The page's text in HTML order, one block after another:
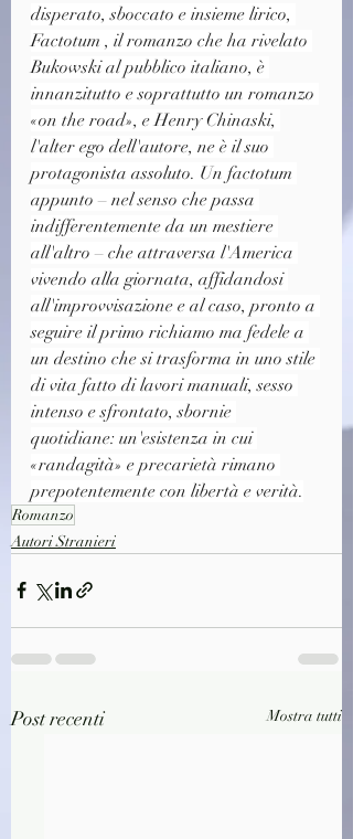
disperato, sboccato e insieme lirico,
Factotum , il romanzo che ha rivelato
Bukowski al pubblico italiano, è
innanzitutto e soprattutto un romanzo
«on the road», e Henry Chinaski,
l'alter ego dell'autore, ne è il suo
protagonista assoluto. Un factotum
appunto – nel senso che passa
indifferentemente da un mestiere
all'altro – che attraversa l'America
vivendo alla giornata, affidandosi
all'improvvisazione e al caso, pronto a
seguire il primo richiamo ma fedele a
un destino che si trasforma in uno stile
di vita fatto di lavori manuali, sesso
intenso e sfrontato, sbornie
quotidiane: un'esistenza in cui
«randagità» e precarietà rimano
prepotentemente con libertà e verità.
Romanzo
Autori Stranieri
Post recenti Mostra tutti